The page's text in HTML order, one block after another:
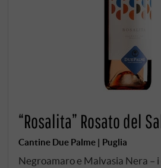
“Rosalita” Rosato del
Cantine Due Palme | Puglia
Negroamaro e Malvasia Nera –